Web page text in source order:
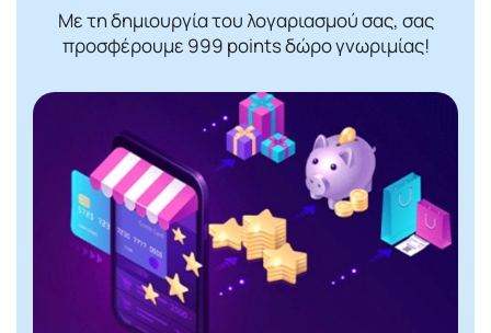
Με τη δημιουργία του λογαριασμού σας, σας
προσφέρουμε 999 points δώρο γνωριμίας!